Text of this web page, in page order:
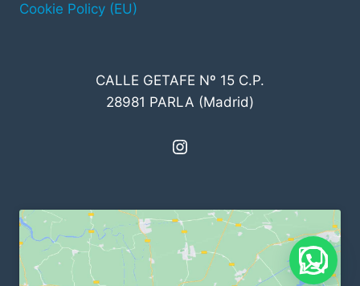
Cookie Policy (EU)
CALLE GETAFE Nº 15 C.P.
28981 PARLA (Madrid)
Instagram